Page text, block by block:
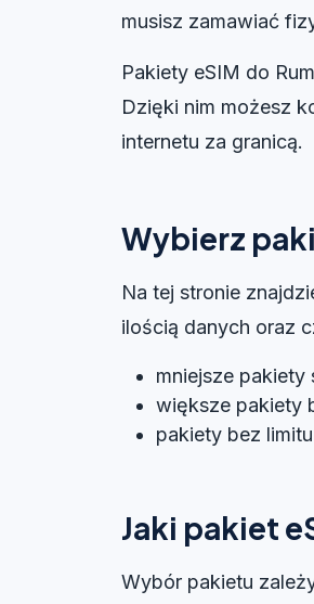
musisz zamawiać
Pakiety eSIM do
Dzięki nim możesz
internetu za granicą.
Wybierz
Na tej stronie
ilością danych oraz
mniejsze
większe pakiety
pakiety bez
Jaki pakiet
Wybór pakietu